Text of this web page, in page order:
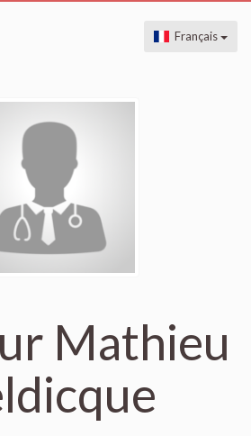
Français
Mathieu